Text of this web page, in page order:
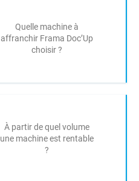
Quelle machine à
affranchir Frama Doc’Up
choisir ?
À partir de quel volume
une machine est rentable
?